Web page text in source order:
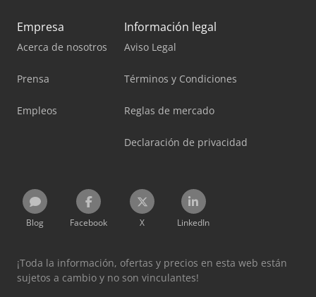
Empresa
Acerca de nosotros
Prensa
Empleos
Información legal
Aviso Legal
Términos y Condiciones
Reglas de mercado
Declaración de privacidad
Blog Facebook X LinkedIn
¡Toda la información, ofertas y precios en esta web están
sujetos a cambio y no son vinculantes!